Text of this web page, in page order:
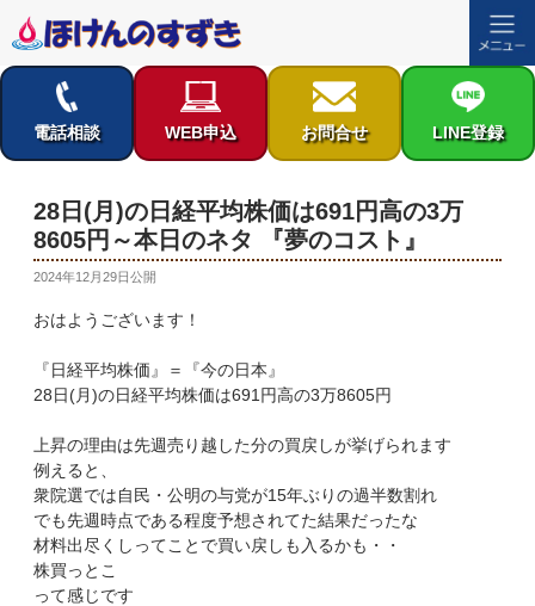
コ
ン
電話相談 WEB申込 お問合せ LINE登録
28日(月)の日経平均株価は691円高の3万
8605円～本日のネタ 『夢のコスト』
投
日:
2024年12月29日公開
おはようございます！
『日経平均株価』＝『今の日本』
28日(月)の日経平均株価は691円高の3万8605円
上昇の理由は先週売り越した分の買戻しが挙げられます
例えると、
衆院選では自民・公明の与党が15年ぶりの過半数割れ
でも先週時点である程度予想されてた結果だったな
材料出尽くしってことで買い戻しも入るかも・・
株買っとこ
って感じです